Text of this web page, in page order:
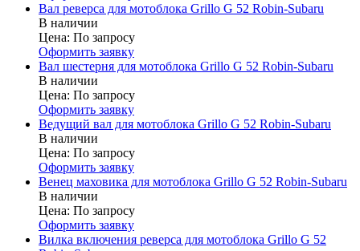
Вал реверса для мотоблока Grillo G 52 Robin-Subaru
В наличии
Цена: По запросу
Оформить заявку
Вал шестерня для мотоблока Grillo G 52 Robin-Subaru
В наличии
Цена: По запросу
Оформить заявку
Ведущий вал для мотоблока Grillo G 52 Robin-Subaru
В наличии
Цена: По запросу
Оформить заявку
Венец маховика для мотоблока Grillo G 52 Robin-Subaru
В наличии
Цена: По запросу
Оформить заявку
Вилка включения реверса для мотоблока Grillo G 52